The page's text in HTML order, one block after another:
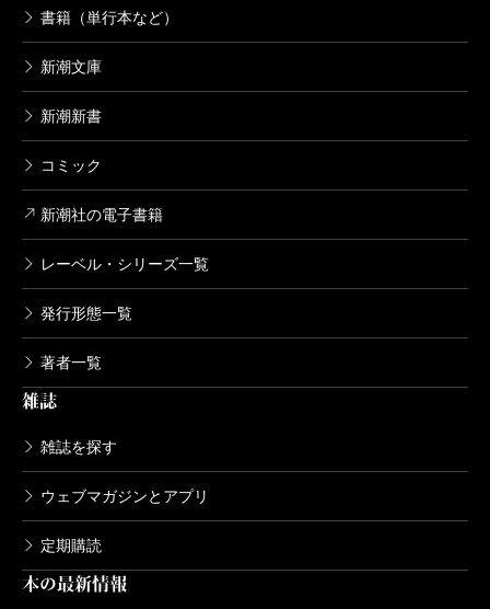
んな歴史叙述が岡本先生の持ち味です。
私は岡本先生が中公新書で出された『中国の論理』
を読んで以来、すっかり岡本先生の書くものにハマっ
てしまいました。『世界史序説』『腐敗と格差の中国
史』『世界史とつなげて学ぶ中国全史』など、近刊は
初めて岡本先生にお目にかかった際には、ご自身が
編者となった学術書『宗主権の世界史』で発酵させた
テーマである「君主号の変遷」を追いたいとのご意向
を伺いました。ただ、「書き下ろしはきつい」とのこ
とでしたので、新潮社のウェブ雑誌「フォーサイト」
での連載をご提案し、二週間に一度のペースで執筆頂
多言語の史料を駆使してユーラシア全域を見据え
書籍（単行本など）
新潮文庫
新潮新書
コミック
新潮社の電子書籍
レーベル・シリーズ一覧
発行形態一覧
著者一覧
雑誌
雑誌を探す
ウェブマガジンとアプリ
定期購読
本の最新情報